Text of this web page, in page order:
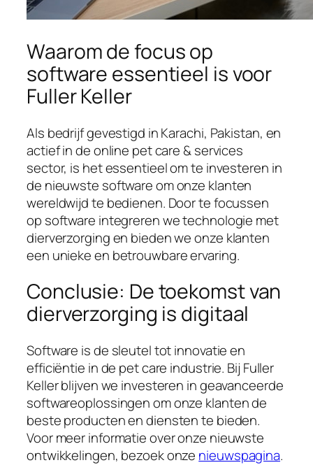
Waarom de focus op
software essentieel is voor
Fuller Keller
Als bedrijf gevestigd in Karachi, Pakistan, en
actief in de online pet care & services
sector, is het essentieel om te investeren in
de nieuwste software om onze klanten
wereldwijd te bedienen. Door te focussen
op software integreren we technologie met
dierverzorging en bieden we onze klanten
een unieke en betrouwbare ervaring.
Conclusie: De toekomst van
dierverzorging is digitaal
Software is de sleutel tot innovatie en
efficiëntie in de pet care industrie. Bij Fuller
Keller blijven we investeren in geavanceerde
softwareoplossingen om onze klanten de
beste producten en diensten te bieden.
Voor meer informatie over onze nieuwste
ontwikkelingen, bezoek onze nieuwspagina.